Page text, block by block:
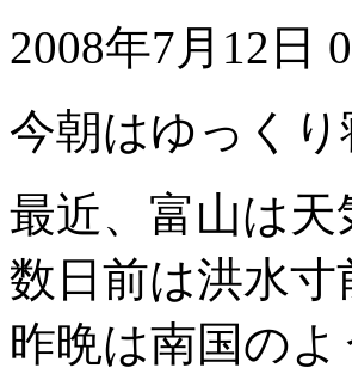
2008年7月12日
今朝はゆっく
最近、富山は
数日前は洪水
昨晩は南国の